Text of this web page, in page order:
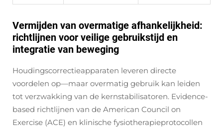
Vermijden van overmatige afhankelijkheid:
richtlijnen voor veilige gebruikstijd en
integratie van beweging
Houdingscorrectieapparaten leveren directe
voordelen op—maar overmatig gebruik kan leiden
tot verzwakking van de kernstabilisatoren. Evidence-
based richtlijnen van de American Council on
Exercise (ACE) en klinische fysiotherapieprotocollen